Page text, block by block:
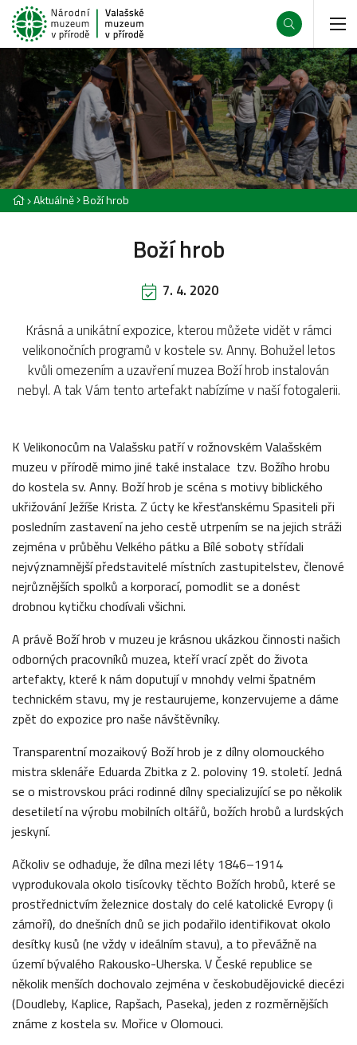
Aktuálně Boží hrob
Boží hrob
7. 4. 2020
Krásná a unikátní expozice, kterou můžete vidět v rámci
velikonočních programů v kostele sv. Anny. Bohužel letos
kvůli omezením a uzavření muzea Boží hrob instalován
nebyl. A tak Vám tento artefakt nabízíme v naší fotogalerii.
K Velikonocům na Valašsku patří v rožnovském Valašském
muzeu v přírodě mimo jiné také instalace tzv. Božího hrobu
do kostela sv. Anny. Boží hrob je scéna s motivy biblického
ukřižování Ježíše Krista. Z úcty ke křesťanskému Spasiteli při
posledním zastavení na jeho cestě utrpením se na jejich stráži
zejména v průběhu Velkého pátku a Bílé soboty střídali
nejvýznamnější představitelé místních zastupitelstev, členové
nejrůznějších spolků a korporací, pomodlit se a donést
drobnou kytičku chodívali všichni.
A právě Boží hrob v muzeu je krásnou ukázkou činnosti našich
odborných pracovníků muzea, kteří vrací zpět do života
artefakty, které k nám doputují v mnohdy velmi špatném
technickém stavu, my je restaurujeme, konzervujeme a dáme
zpět do expozice pro naše návštěvníky.
Transparentní mozaikový Boží hrob je z dílny olomouckého
mistra sklenáře Eduarda Zbitka z 2. poloviny 19. století. Jedná
se o mistrovskou práci rodinné dílny specializující se po několik
desetiletí na výrobu mobilních oltářů, božích hrobů a lurdských
jeskyní.
Ačkoliv se odhaduje, že dílna mezi léty 1846–1914
vyprodukovala okolo tisícovky těchto Božích hrobů, které se
prostřednictvím železnice dostaly do celé katolické Evropy (i
zámoří), do dnešních dnů se jich podařilo identifikovat okolo
desítky kusů (ne vždy v ideálním stavu), a to převážně na
území bývalého Rakousko-Uherska. V České republice se
několik menších dochovalo zejména v českobudějovické diecézi
(Doudleby, Kaplice, Rapšach, Paseka), jeden z rozměrnějších
známe z kostela sv. Mořice v Olomouci.